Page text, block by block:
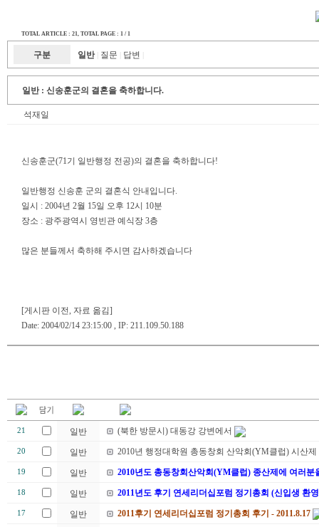
TOTAL ARTICLE : 21, TOTAL PAGE : 1 / 1
구분 일반 질문 답변
일반 : 신송훈군의 결혼을 축하합니다.
석재일
신송훈군(71기 일반행정 전공)의 결혼을 축하합니다!
일반행정 신송훈 군의 결혼식 안내입니다.
일시 : 2004년 2월 15일 오후 12시 10분
장소 : 광주광역시 영빈관 예식장 3층
많은 분들께서 축하해 주시면 감사하겠습니다
[게시판 이전, 자료 옮김]
Date: 2004/02/14 23:15:00 , IP: 211.109.50.188
21 일반 (북한 방문시) 대동강 강변에서
20 일반 2010년 행정대학원 총동창회 산악회(YM클럽) 시산
19 일반 2010년도 총동창회산악회(YM클럽) 종산제에 여러분
18 일반 2011년도 후기 연세리더십포럼 정기총회 (신입생 환
17 일반 2011후기 연세리더십포럼 정기총회 후기 - 2011.8.17